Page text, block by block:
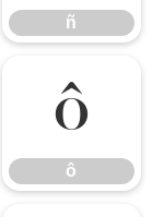
ñ
ô
ô